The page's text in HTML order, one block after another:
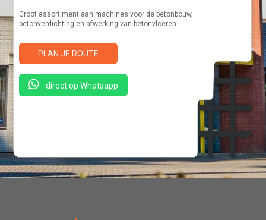
Groot assortiment aan machines voor de betonbouw,
betonverdichting en afwerking van betonvloeren.
PLAN JE ROUTE
direct op Whatsapp